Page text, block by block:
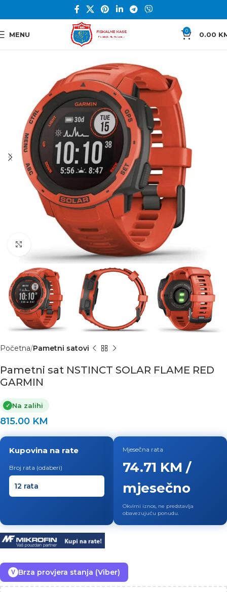
MENU 0 0.00
Click to enlarge
Početna Pametni satovi
Pametni sat NSTINCT SOLAR FLAME RED
GARMIN
✓ Na zalihi
815.00 KM
Kupovina na rate
Broj rata (odaberi)
Mjesečna rata
74.71 KM /
mjesečno
Okvirni iznos, ne predstavlja
obavezujuću ponudu.
V Brza provjera stanja (Viber)